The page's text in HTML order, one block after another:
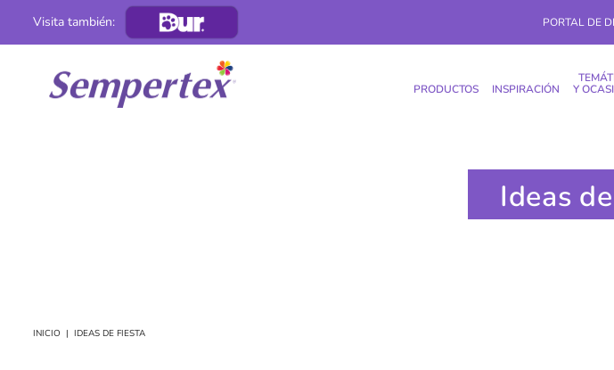
Visita también: PORTAL DE
PRODUCTOS INSPIRACIÓN
Y
Ideas
INICIO | IDEAS DE FIESTA